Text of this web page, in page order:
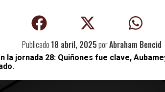
Publicado 18 abril, 2025porAbraham Bencid
la jornada 28: Quiñones fue clave,